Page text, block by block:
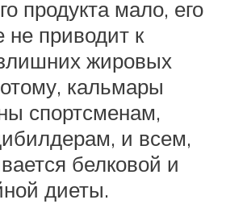
продукта мало, его
не приводит к
жировых
кальмары
спортсменам,
и всем,
белковой и
диеты.